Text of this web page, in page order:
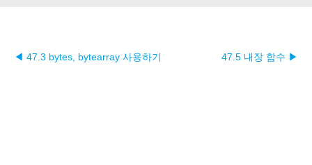
◀ 47.3 bytes, bytearray 사용하기 47.5 내장 함수 ▶︎